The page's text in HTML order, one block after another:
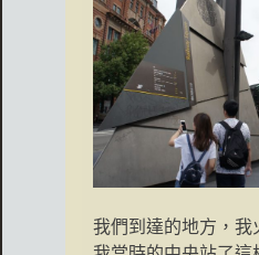
我們到達的地方，我